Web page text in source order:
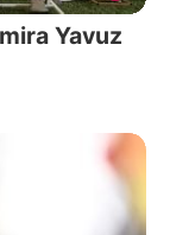
Yavuz